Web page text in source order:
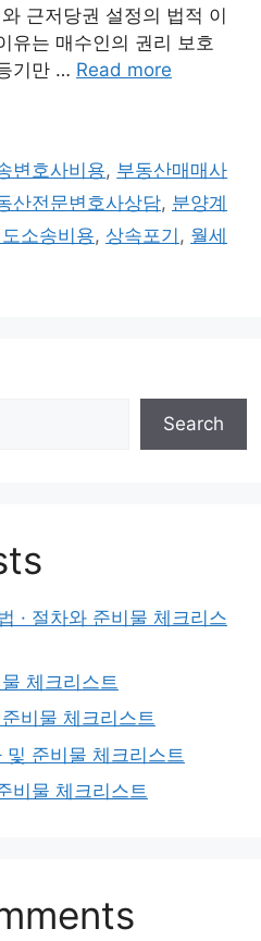
근저당권 설정의 법적 이
유는 매수인의 권리 보호
기만 … Read more
변호사비용, 부동산매매사
산전문변호사상담, 분양계
소송비용, 상속포기 , 월세
Search
· 절차와 준비물 체크리스
체크리스트
비물 체크리스트
준비물 체크리스트
비물 체크리스트